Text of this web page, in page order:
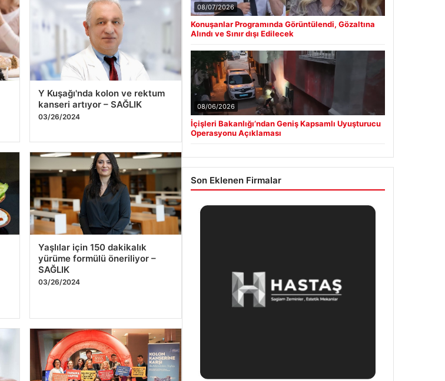
Y Kuşağı'nda kolon ve rektum
03/26/2024
Yaşlılar için 150 dakikalık
SAĞLIK
03/26/2024
Konuşanlar Programında Görüntülendi, Gözaltına
Alındı ve Sınır dışı Edilecek
08/06/2026
İçişleri Bakanlığı’ndan Geniş Kapsamlı Uyuşturucu
Operasyonu Açıklaması
Son Eklenen Firmalar